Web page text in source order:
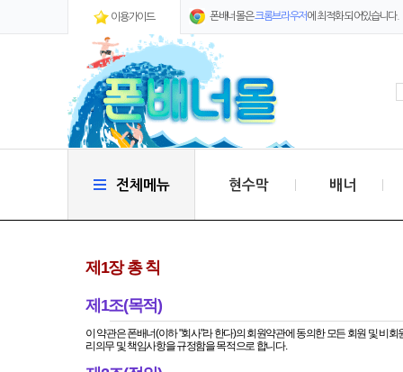
이용가이드 폰배너몰은크롬브라우저에 최적화 되어있습니다.
전체메뉴 현수막 배너
제1장 총 칙
제1조(목적)
리의무 및 책임사항을 규정함을 목적으로 합니다.